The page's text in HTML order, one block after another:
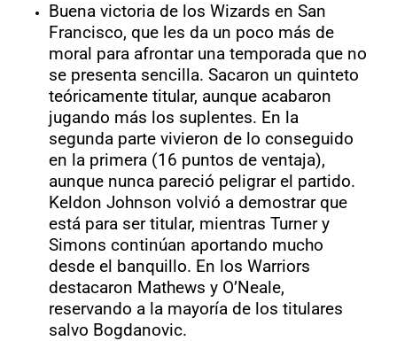
Buena victoria de los Wizards en San
Francisco, que les da un poco más de
moral para afrontar una temporada que no
se presenta sencilla. Sacaron un quinteto
teóricamente titular, aunque acabaron
jugando más los suplentes. En la
segunda parte vivieron de lo conseguido
en la primera (16 puntos de ventaja),
aunque nunca pareció peligrar el partido.
Keldon Johnson volvió a demostrar que
está para ser titular, mientras Turner y
Simons continúan aportando mucho
desde el banquillo. En los Warriors
destacaron Mathews y O’Neale,
reservando a la mayoría de los titulares
salvo Bogdanovic.